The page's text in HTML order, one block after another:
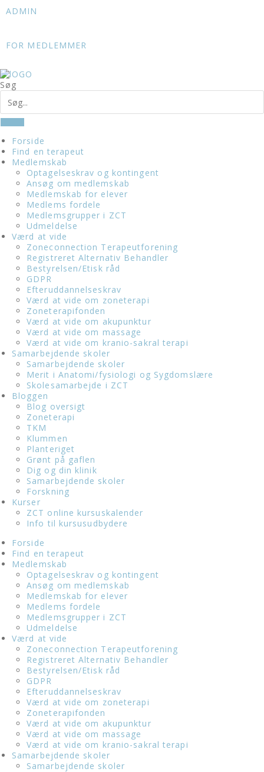
toADMIN
FOR MEDLEMMER
Søg
Forside
Find en terapeut
Medlemskab
Optagelseskrav og kontingent
Ansøg om medlemskab
Medlemskab for elever
Medlems fordele
Medlemsgrupper i ZCT
Udmeldelse
Værd at vide
Zoneconnection Terapeutforening
Registreret Alternativ Behandler
Bestyrelsen/Etisk råd
GDPR
Efteruddannelseskrav
Værd at vide om zoneterapi
Zoneterapifonden
Værd at vide om akupunktur
Værd at vide om massage
Værd at vide om kranio-sakral terapi
Samarbejdende skoler
Samarbejdende skoler
Merit i Anatomi/fysiologi og Sygdomslære
Skolesamarbejde i ZCT
Bloggen
Blog oversigt
Zoneterapi
TKM
Klummen
Planteriget
Grønt på gaflen
Dig og din klinik
Samarbejdende skoler
Forskning
Kurser
ZCT online kursuskalender
Info til kursusudbydere
Forside
Find en terapeut
Medlemskab
Optagelseskrav og kontingent
Ansøg om medlemskab
Medlemskab for elever
Medlems fordele
Medlemsgrupper i ZCT
Udmeldelse
Værd at vide
Zoneconnection Terapeutforening
Registreret Alternativ Behandler
Bestyrelsen/Etisk råd
GDPR
Efteruddannelseskrav
Værd at vide om zoneterapi
Zoneterapifonden
Værd at vide om akupunktur
Værd at vide om massage
Værd at vide om kranio-sakral terapi
Samarbejdende skoler
Samarbejdende skoler